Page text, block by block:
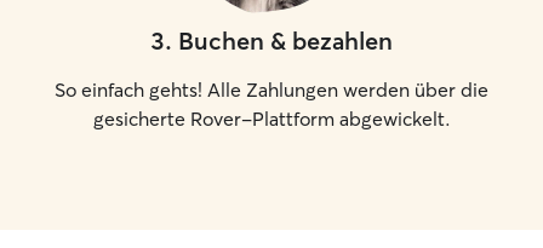
3. Buchen & bezahlen
So einfach gehts! Alle Zahlungen werden über die
gesicherte Rover-Plattform abgewickelt.